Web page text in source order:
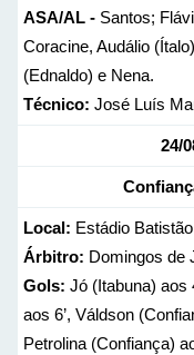
ASA/AL - Santos;
Coracine, Audálio
(Ednaldo) e Nena.
Técnico: José Luís
24/
Local: Estádio Batistão
Árbitro: Domingos de
Gols: Jó (Itabuna) aos
aos 6’, Váldson
Petrolina (Confiança)